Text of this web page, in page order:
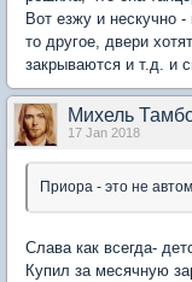
Вот езжу и нескучно
то другое, двери
закрываются и т.д. и
Михель
17 Jan 2018
Приора - это не
Слава как всегда-
Купил за месячную